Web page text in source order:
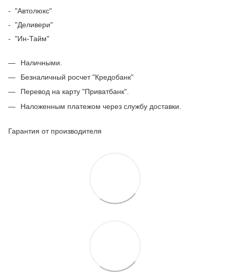
- "Автолюкс"
- "Деливери"
- "Ин-Тайм"
Наличными.
Безналичный росчет "Кредобанк"
Перевод на карту "Приватбанк".
Наложенным платежом через службу доставки.
Гарантия от производителя